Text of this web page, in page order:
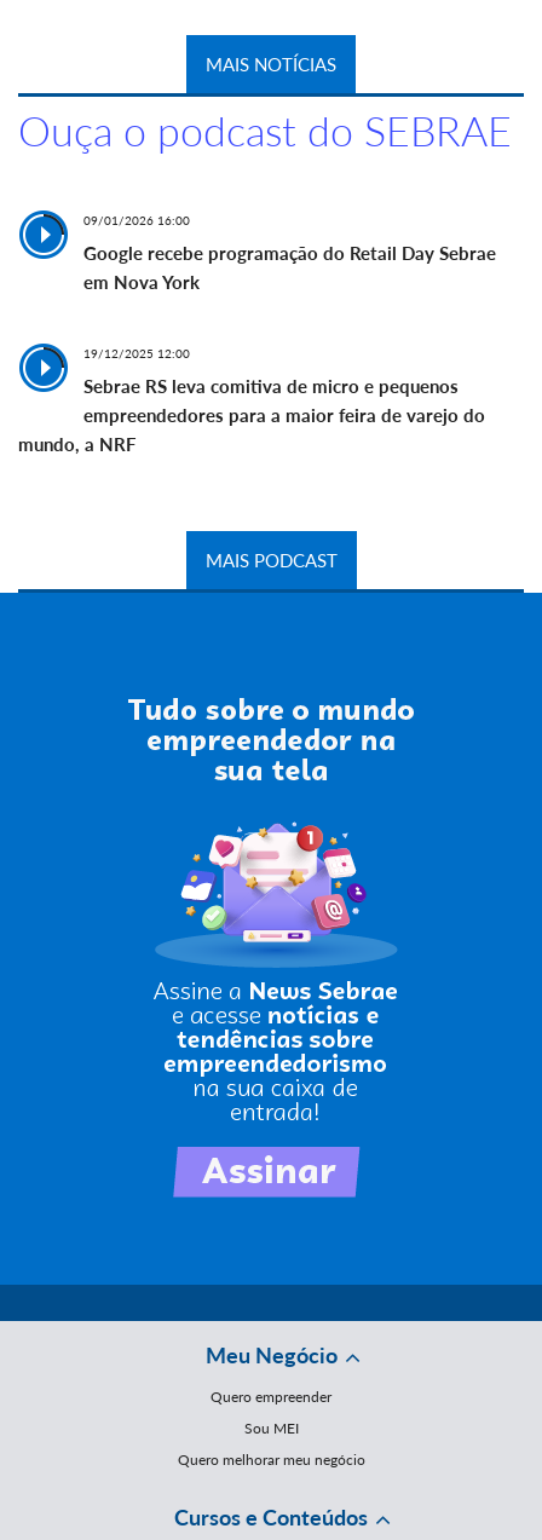
MAIS NOTÍCIAS
Ouça o podcast do SEBRAE
09/01/2026 16:00
Google recebe programação do Retail Day Sebrae
em Nova York
19/12/2025 12:00
Sebrae RS leva comitiva de micro e pequenos
empreendedores para a maior feira de varejo do
mundo, a NRF
MAIS PODCAST
Meu Negócio
Quero empreender
Sou MEI
Quero melhorar meu negócio
Cursos e Conteúdos